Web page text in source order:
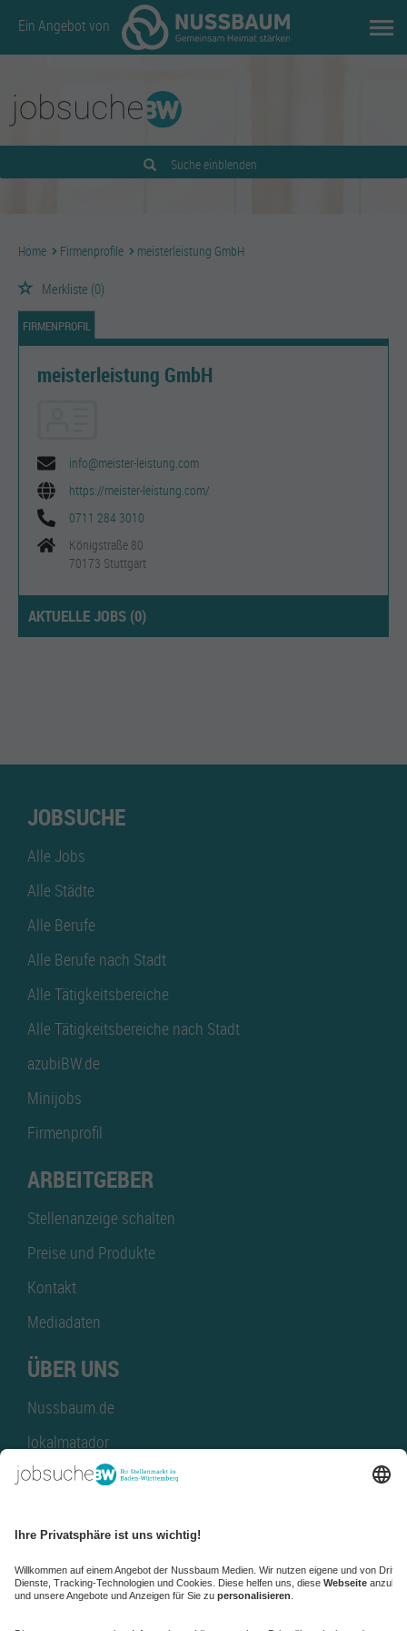
Ein Angebot von
Suche einblenden
Home Firmenprofile meisterleistung GmbH
Merkliste (0)
FIRMENPROFIL
meisterleistung GmbH
info@meister-leistung.com
https://meister-leistung.com/
0711 284 3010
Königstraße 80
70173 Stuttgart
AKTUELLE JOBS (0)
JOBSUCHE
Alle Jobs
Alle Städte
Alle Berufe
Alle Berufe nach Stadt
Alle Tätigkeitsbereiche
Alle Tätigkeitsbereiche nach Stadt
azubiBW.de
Minijobs
Firmenprofil
ARBEITGEBER
Stellenanzeige schalten
Preise und Produkte
Kontakt
Mediadaten
ÜBER UNS
Nussbaum.de
lokalmatador
kaufinBW
NussbaumID
Nussbaum Medien